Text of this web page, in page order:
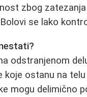
zbog
se lako
odstranjenom
koje ostanu na
mogu delimično